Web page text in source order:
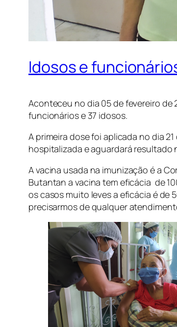
Idosos e
Aconteceu no dia 05 de fevereiro de
funcionários e 37 idosos.
A primeira dose foi aplicada no dia
hospitalizada e aguardará resultado
A vacina usada na imunização é a
Butantan a vacina tem eficácia de
os casos muito leves a eficácia é de
precisarmos de qualquer